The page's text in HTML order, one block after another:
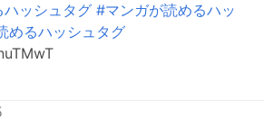
ッシュタグ #マンガが読めるハッ
めるハッシュタグ